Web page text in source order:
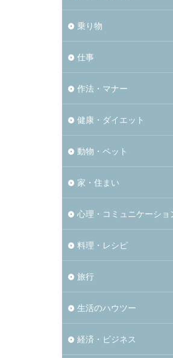
乗り物
仕事
作法・マナー
健康・ダイエット
動物・ペット
家・住まい
心理・コミュニケーショ
料理・レシピ
旅行
生活のハウツー
経済・ビジネス